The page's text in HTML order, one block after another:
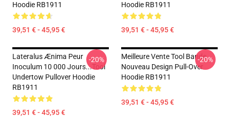
Hoodie RB1911
39,51 € - 45,95 €
Hoodie RB1911
39,51 € - 45,95 €
Lateralus Ænima Peur
Inoculum 10 000 Jours...tool
Undertow Pullover Hoodie
RB1911
39,51 € - 45,95 €
-20%
Meilleure Vente Tool Bande
Nouveau Design Pull-Over
Hoodie RB1911
39,51 € - 45,95 €
-20%